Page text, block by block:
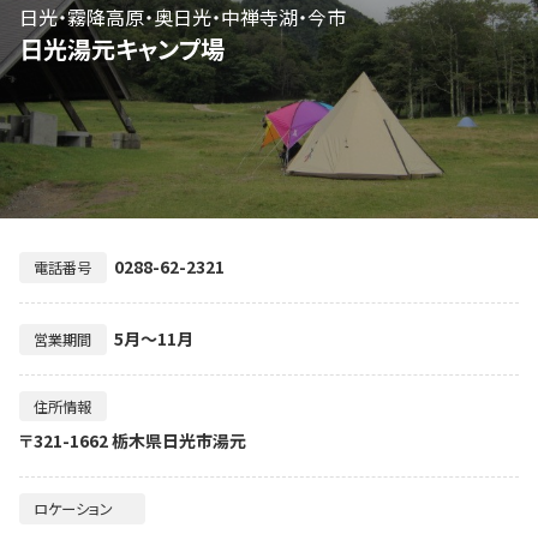
日光湯元キャンプ場
日光・霧降高原・奥日光・中禅寺湖・今市
電話番号 0288-62-2321
営業期間 5月～11月
住所情報
〒321-1662 栃木県日光市湯元
ロケーション